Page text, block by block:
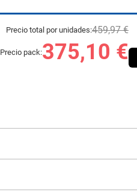
Precio total por unidades:459,97 €
Precio pack:375,10 €